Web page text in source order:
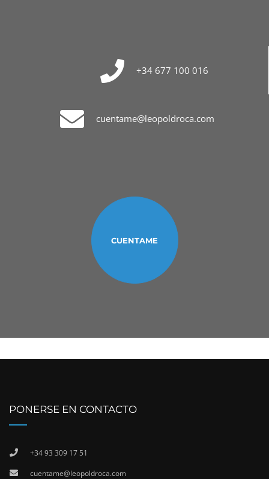
+34 677 100 016
cuentame@leopoldroca.com
CUENTAME
PONERSE EN CONTACTO
+34 93 309 17 51
cuentame@leopoldroca.com